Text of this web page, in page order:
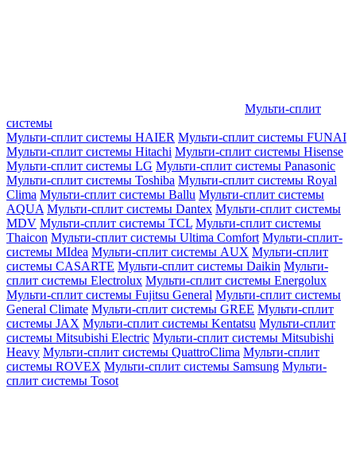
Мульти-сплит
системы
Мульти-сплит системы HAIER Мульти-сплит системы FUNAI
Мульти-сплит системы Hitachi Мульти-сплит системы Hisense
Мульти-сплит системы LG Мульти-сплит системы Panasonic
Мульти-сплит системы Toshiba Мульти-сплит системы Royal
Clima Мульти-сплит системы Ballu Мульти-сплит системы
AQUA Мульти-сплит системы Dantex Мульти-сплит системы
MDV Мульти-сплит системы TCL Мульти-сплит системы
Thaicon Мульти-сплит системы Ultima Comfort Мульти-сплит-
системы MIdea Мульти-сплит системы AUX Мульти-сплит
системы CASARTE Мульти-сплит системы Daikin Мульти-
сплит системы Electrolux Мульти-сплит системы Energolux
Мульти-сплит системы Fujitsu General Мульти-сплит системы
General Climate Мульти-сплит системы GREE Мульти-сплит
системы JAX Мульти-сплит системы Kentatsu Мульти-сплит
системы Mitsubishi Electric Мульти-сплит системы Mitsubishi
Heavy Мульти-сплит системы QuattroClima Мульти-сплит
системы ROVEX Мульти-сплит системы Samsung Мульти-
сплит системы Tosot